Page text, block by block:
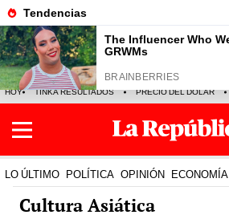
HOY TINKA RESULTADOS PRECIO DEL DÓLAR
LO ÚLTIMO POLÍTICA OPINIÓN ECONOMÍA
Cultura Asiática